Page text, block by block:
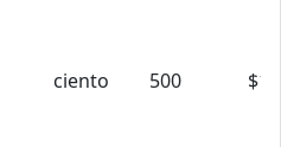
ciento 500